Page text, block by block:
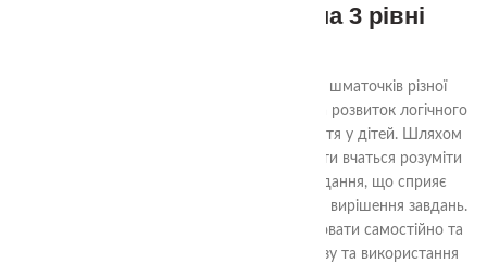
Набір Квадрати Нікітіна 3 рівні
Ціль гри «Склади квадрат» - з декількох шматочків різної
форми скласти квадрат. Гра спрямована на розвиток логічного
мислення, уяви та просторового сприйняття у дітей. Шляхом
аналізу форм та їх взаємного взаємодії, діти вчаться розуміти
структуру квадрата та шляхи його складання, що сприяє
розвитку логічних навичок та проблемного вирішення завдань.
Гра також допомагає навчити дітей працювати самостійно та
досягати поставленої мети шляхом аналізу та використання